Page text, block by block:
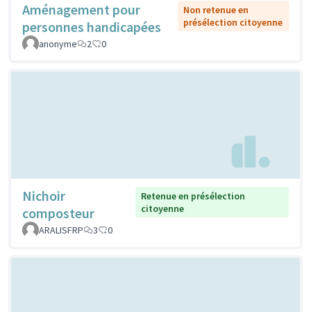
Aménagement pour
personnes handicapées
Non retenue en
présélection citoyenne
anonyme
2 0
Nichoir
composteur
Retenue en présélection
citoyenne
ARALISFRP
3 0